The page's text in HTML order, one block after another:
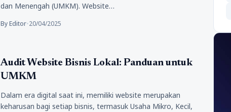
dan Menengah (UMKM). Website…
By Editor•20/04/2025
Tips
Audit Website Bisnis Lokal: Panduan untuk
UMKM
Dalam era digital saat ini, memiliki website merupakan
keharusan bagi setiap bisnis, termasuk Usaha Mikro, Kecil,